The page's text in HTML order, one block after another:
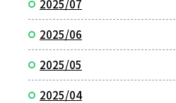
2025/07
2025/06
2025/05
2025/04